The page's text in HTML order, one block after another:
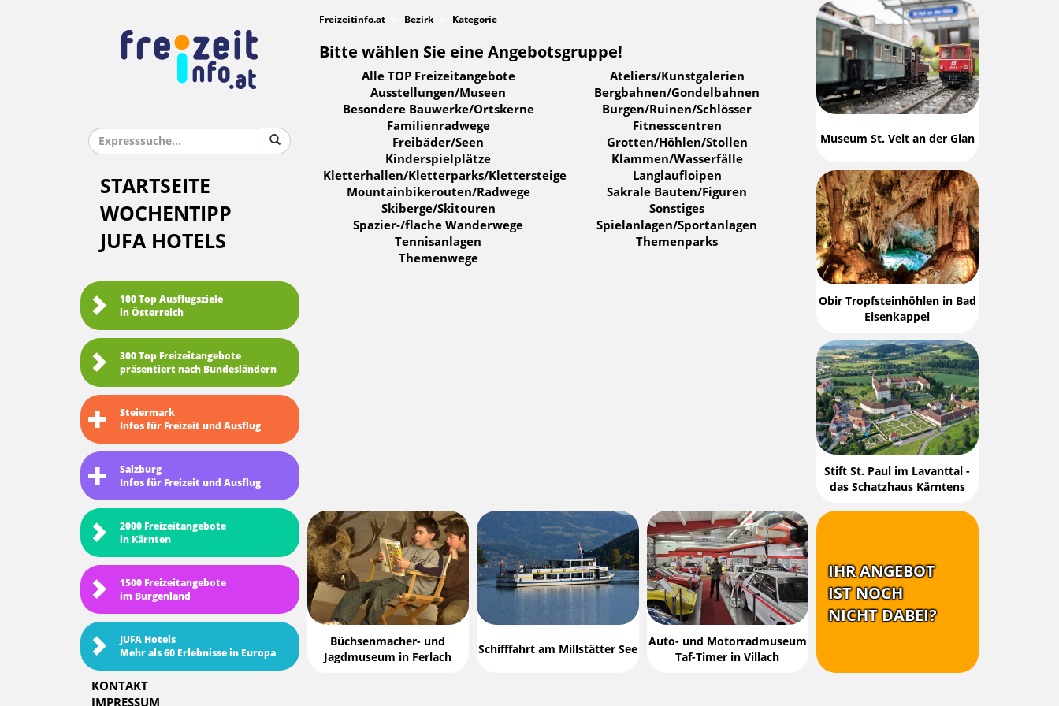
STARTSEITE
WOCHENTIPP
JUFA HOTELS
100 Top Ausflugsziele
in Österreich
300 Top Freizeitangebote
präsentiert nach Bundesländern
Steiermark
Infos für Freizeit und Ausflug
Salzburg
Infos für Freizeit und Ausflug
2000 Freizeitangebote
in Kärnten
1500 Freizeitangebote
im Burgenland
JUFA Hotels
Mehr als 60 Erlebnisse in Europa
KONTAKT
IMPRESSUM
Freizeitinfo.at Bezirk Kategorie
Bitte wählen Sie eine Angebotsgruppe!
Alle TOP Freizeitangebote
Ateliers/Kunstgalerien
Ausstellungen/Museen
Bergbahnen/Gondelbahnen
Besondere Bauwerke/Ortskerne
Burgen/Ruinen/Schlösser
Familienradwege
Fitnesscentren
Freibäder/Seen
Grotten/Höhlen/Stollen
Kinderspielplätze
Klammen/Wasserfälle
Kletterhallen/Kletterparks/Klettersteige
Langlaufloipen
Mountainbikerouten/Radwege
Sakrale Bauten/Figuren
Skiberge/Skitouren
Sonstiges
Spazier-/flache Wanderwege
Spielanlagen/Sportanlagen
Tennisanlagen
Themenparks
Themenwege
Museum St. Veit an der Glan
Obir Tropfsteinhöhlen in Bad
Eisenkappel
Stift St. Paul im Lavanttal -
das Schatzhaus Kärntens
Büchsenmacher- und
Jagdmuseum in Ferlach
Schifffahrt am Millstätter See
Auto- und Motorradmuseum
Taf-Timer in Villach
IHR ANGEBOT
IST NOCH
NICHT DABEI?